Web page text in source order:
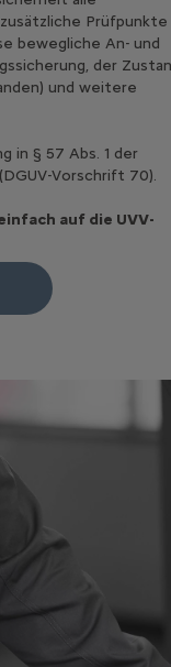
Prüfpunkte
bewegliche An- und
der
und weitere
in § 57 Abs. 1 der
Vorschrift 70).
auf die UVV-